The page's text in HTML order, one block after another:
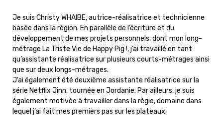
Je suis Christy WHAIBE, autrice-réalisatrice et technicienne
basée dans la région. En parallèle de l’écriture et du
développement de mes projets personnels, dont mon long-
métrage La Triste Vie de Happy Pig !, j’ai travaillé en tant
qu’assistante réalisatrice sur plusieurs courts-métrages ainsi
que sur deux longs-métrages.
J’ai également été deuxième assistante réalisatrice sur la
série Netflix Jinn, tournée en Jordanie. Par ailleurs, je suis
également motivée à travailler dans la régie, domaine dans
lequel j’ai fait mes premiers pas sur les plateaux.